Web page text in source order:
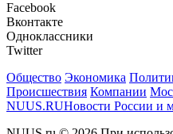
Facebook
Вконтакте
Одноклассники
Twitter
Общество Экономика
Происшествия Компании
NUUS.RUНовости России и